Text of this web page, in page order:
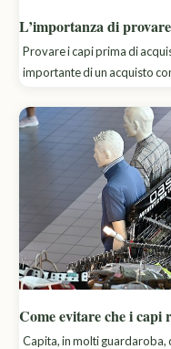
L’importanza di
Provare i capi prima di
importante di un acquisto
Come evitare che i
Capita, in molti guardaroba,